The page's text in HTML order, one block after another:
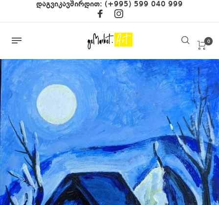
დაგვიკავშირდით: (+995) 599 040 999
0